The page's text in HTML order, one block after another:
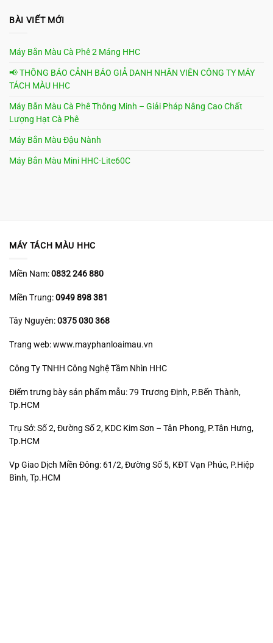
BÀI VIẾT MỚI
Máy Bắn Màu Cà Phê 2 Máng HHC
📢 THÔNG BÁO CẢNH BÁO GIẢ DANH NHÂN VIÊN CÔNG TY MÁY
TÁCH MÀU HHC
Máy Bắn Màu Cà Phê Thông Minh – Giải Pháp Nâng Cao Chất
Lượng Hạt Cà Phê
Máy Bắn Màu Đậu Nành
Máy Bắn Màu Mini HHC-Lite60C
MÁY TÁCH MÀU HHC
Miền Nam:0832 246 880
Miền Trung:0949 898 381
Tây Nguyên:0375 030 368
Trang web: www.mayphanloaimau.vn
Công Ty TNHH Công Nghệ Tầm Nhìn HHC
Điểm trưng bày sản phẩm mẫu: 79 Trương Định, P.Bến Thành,
Tp.HCM
Trụ Sở: Số 2, Đường Số 2, KDC Kim Sơn – Tân Phong, P.Tân Hưng,
Tp.HCM
Vp Giao Dịch Miền Đông: 61/2, Đường Số 5, KĐT Vạn Phúc, P.Hiệp
Bình, Tp.HCM